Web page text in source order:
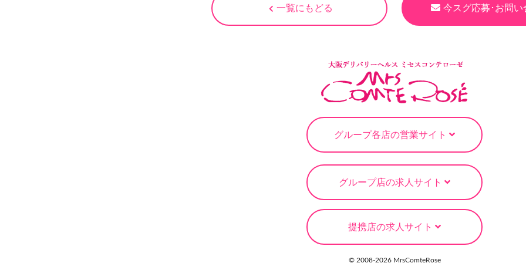
一覧にもどる 今スグ応募･お問い
グループ各店の営業サイト
グループ店の求人サイト
提携店の求人サイト
© 2008-2026 MrsComteRose